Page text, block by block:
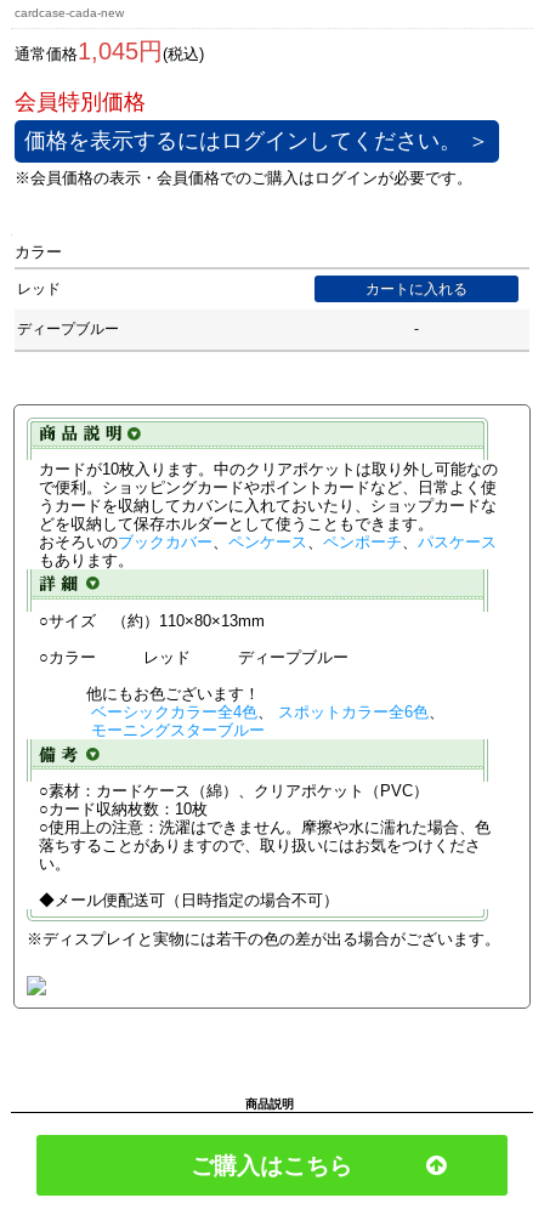
cardcase-cada-new
通常価格1,045円 (税込)
価格を表示するにはログインしてください。 ＞
カラー
レッド
ディープブルー -
カードが10枚入ります。中のクリアポケットは取り外し可能なの
で便利。ショッピングカードやポイントカードなど、日常よく使
うカードを収納してカバンに入れておいたり、ショップカードな
どを収納して保存ホルダーとして使うこともできます。
おそろいのブックカバー、ペンケース、ペンポーチ、パスケース
もあります。
○サイズ （約）110×80×13mm
○カラー レッド ディープブルー
他にもお色ございます！
ベーシックカラー全4色、 スポットカラー全6色、
モーニングスターブルー
○素材：カードケース（綿）、クリアポケット（PVC）
○カード収納枚数：10枚
○使用上の注意：洗濯はできません。摩擦や水に濡れた場合、色
落ちすることがありますので、取り扱いにはお気をつけくださ
い。
◆メール便配送可（日時指定の場合不可）
※ディスプレイと実物には若干の色の差が出る場合がございます。
商品説明
ご購入はこちら